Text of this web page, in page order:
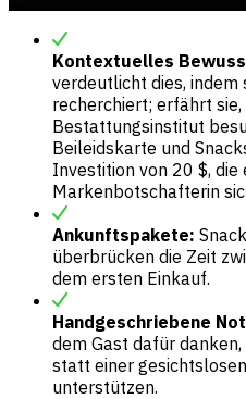
Kontextuelles
verdeutlicht dies, indem
recherchiert; erfährt sie,
Bestattungsinstitut
Beileidskarte und
Investition von 20 $, die
Markenbotschafterin
Ankunftspakete:
überbrücken die Zeit
dem ersten Einkauf.
Handgeschriebene
dem Gast dafür
statt einer
unterstützen.